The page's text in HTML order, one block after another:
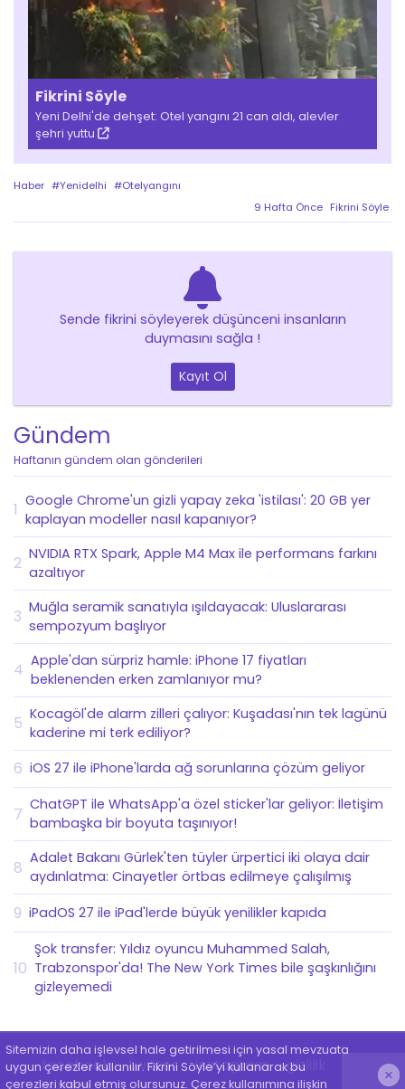
Gündem
Haftanın gündem olan gönderileri
1 Google Chrome'un gizli yapay zeka 'istilası': 20 GB yer
kaplayan modeller nasıl kapanıyor?
2 NVIDIA RTX Spark, Apple M4 Max ile performans farkını
azaltıyor
3 Muğla seramik sanatıyla ışıldayacak: Uluslararası
sempozyum başlıyor
4 Apple'dan sürpriz hamle: iPhone 17 fiyatları
beklenenden erken zamlanıyor mu?
5 Kocagöl'de alarm zilleri çalıyor: Kuşadası'nın tek lagünü
kaderine mi terk ediliyor?
6 iOS 27 ile iPhone'larda ağ sorunlarına çözüm geliyor
7 ChatGPT ile WhatsApp'a özel sticker'lar geliyor: İletişim
bambaşka bir boyuta taşınıyor!
8 Adalet Bakanı Gürlek'ten tüyler ürpertici iki olaya dair
aydınlatma: Cinayetler örtbas edilmeye çalışılmış
9 iPadOS 27 ile iPad'lerde büyük yenilikler kapıda
10
Şok transfer: Yıldız oyuncu Muhammed Salah,
Trabzonspor'da! The New York Times bile şaşkınlığını
gizleyemedi
Fikrini Söyle
Yeni Delhi'de dehşet: Otel yangını 21 can aldı, alevler
şehri yuttu
Haber #Yenidelhi #Otelyangını
9 Hafta Önce Fikrini Söyle
Sende fikrini söyleyerek düşünceni insanların
duymasını sağla !
Kayıt Ol
facebook twitter instagram
gizlilik
Sitemizin daha işlevsel hale getirilmesi için yasal mevzuata
uygun çerezler kullanılır. Fikrini Söyle’yi kullanarak bu
çerezleri kabul etmiş olursunuz. Çerez kullanımına ilişkin